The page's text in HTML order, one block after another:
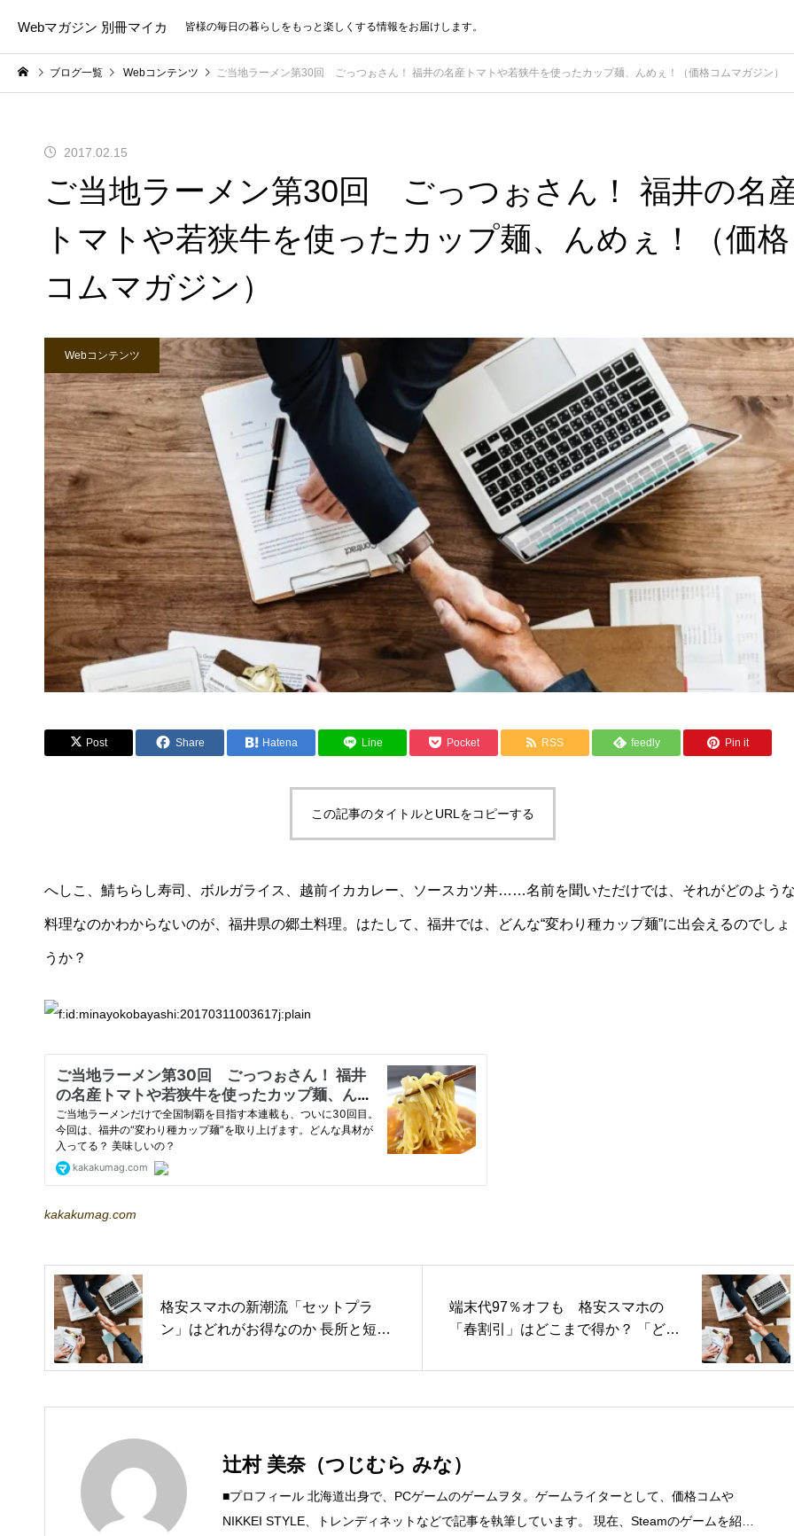
Webマガジン 別冊マイカ 皆様の毎日の暮らしをもっと楽しくする情報をお届けします。
ブログ一覧 Webコンテンツ ご当地ラーメン第30回 ごっつぉさん！ 福井の名産トマトや若狭牛を使ったカップ麺、んめぇ！（価格コムマガジン）
2017.02.15
ご当地ラーメン第30回 ごっつぉさん！ 福井の名
トマトや若狭牛を使ったカップ麺、んめぇ！（価格
コムマガジン）
Webコンテンツ
Post Share Hatena Line Pocket RSS feedly Pin it
この記事のタイトルとURLをコピーする
へしこ、鯖ちらし寿司、ボルガライス、越前イカカレー、ソースカツ丼……名前を聞いただけでは、それがどのよう
料理なのかわからないのが、福井県の郷土料理。はたして、福井では、どんな“変わり種カップ麺”に出会えるのでしょ
うか？
kakakumag.com
格安スマホの新潮流「セットプラ
ン」はどれがお得なのか 長所と短
ンディネット】
端末代97％オフも 格安スマホの
「春割引」はどこまで得か？ 「どん
トレンディネット】
辻村 美奈（つじむら みな）
■プロフィール 北海道出身で、PCゲームのゲームヲタ。ゲームライターとして、価格コムや
NIKKEI STYLE、トレンディネットなどで記事を執筆しています。 現在、Steamのゲームを紹介